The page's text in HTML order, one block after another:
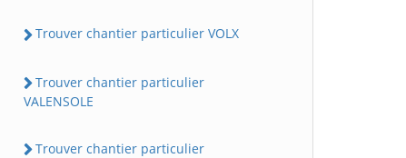
Trouver chantier particulier VOLX
Trouver chantier particulier
VALENSOLE
Trouver chantier particulier